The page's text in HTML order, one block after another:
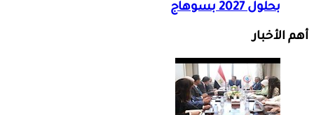
بحلول 2027 بسوهاج
أهم الأخبار